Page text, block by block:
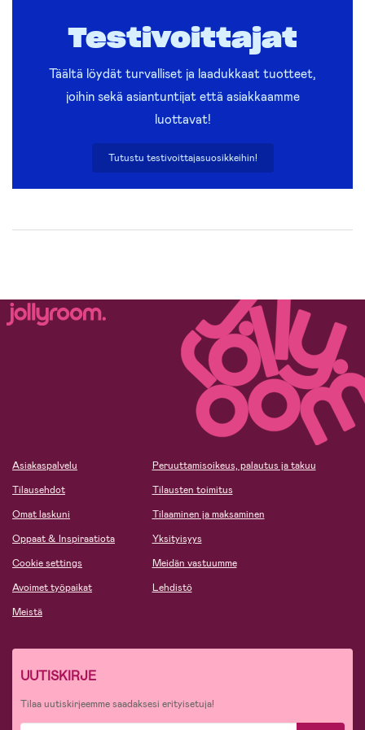
Testivoittajat
Täältä löydät turvalliset ja laadukkaat tuotteet,
joihin sekä asiantuntijat että asiakkaamme
luottavat!
Tutustu testivoittajasuosikkeihin!
Asiakaspalvelu
Tilausehdot
Omat laskuni
Oppaat & Inspiraatiota
Cookie settings
Avoimet työpaikat
Meistä
Peruuttamisoikeus, palautus ja takuu
Tilausten toimitus
Tilaaminen ja maksaminen
Yksityisyys
Meidän vastuumme
Lehdistö
UUTISKIRJE
Tilaa uutiskirjeemme saadaksesi erityisetuja!